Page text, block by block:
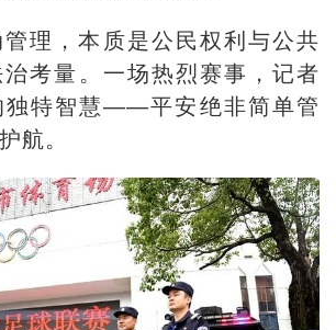
理，本质是公民权利与公共
考量。一场热烈赛事，记者
独特智慧——平安绝非简单管
航。